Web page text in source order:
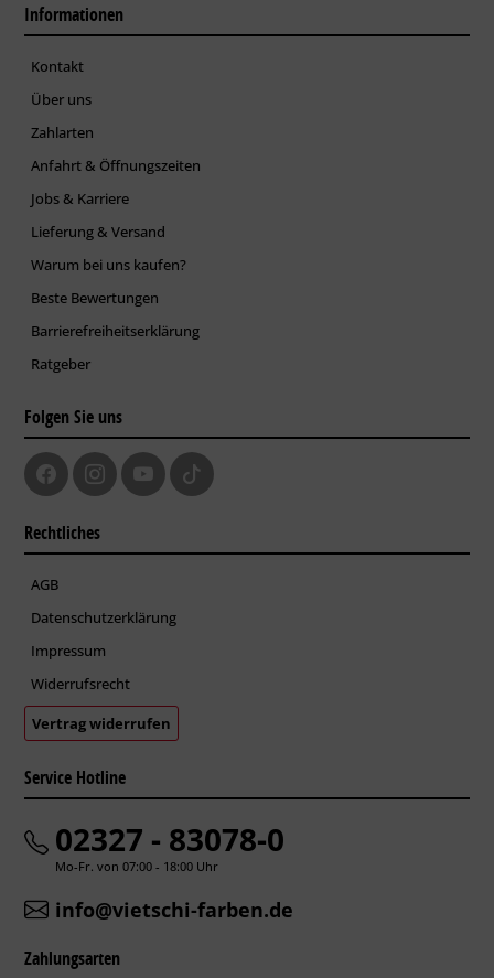
Informationen
Kontakt
Über uns
Zahlarten
Anfahrt & Öffnungszeiten
Jobs & Karriere
Lieferung & Versand
Warum bei uns kaufen?
Beste Bewertungen
Barrierefreiheitserklärung
Ratgeber
Folgen Sie uns
Rechtliches
AGB
Datenschutzerklärung
Impressum
Widerrufsrecht
Vertrag widerrufen
Service Hotline
02327 - 83078-0
Mo-Fr. von 07:00 - 18:00 Uhr
info@vietschi-farben.de
Zahlungsarten